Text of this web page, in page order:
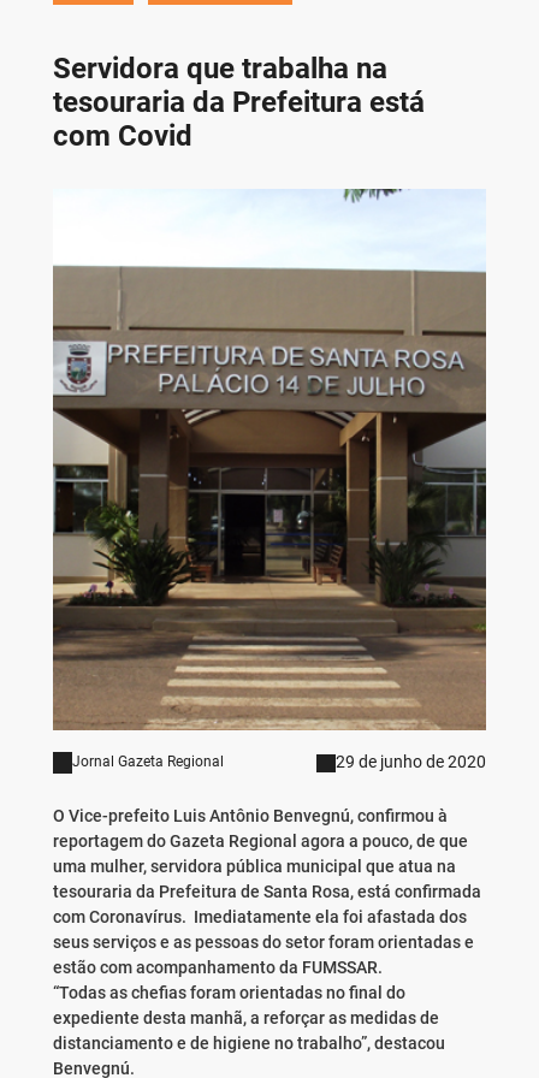
Servidora que trabalha na
tesouraria da Prefeitura está
com Covid
Jornal Gazeta Regional 29 de junho de 2020
O Vice-prefeito Luis Antônio Benvegnú, confirmou à
reportagem do Gazeta Regional agora a pouco, de que
uma mulher, servidora pública municipal que atua na
tesouraria da Prefeitura de Santa Rosa, está confirmada
com Coronavírus. Imediatamente ela foi afastada dos
seus serviços e as pessoas do setor foram orientadas e
estão com acompanhamento da FUMSSAR.
“Todas as chefias foram orientadas no final do
expediente desta manhã, a reforçar as medidas de
distanciamento e de higiene no trabalho”, destacou
Benvegnú.